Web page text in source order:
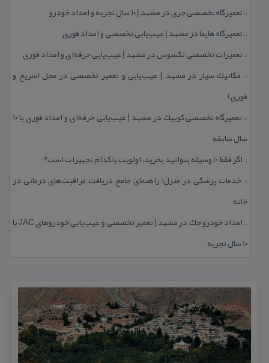
:: تعمیرگاه تخصصی چری در مشهد | ۱۰ سال تجربه و امداد خودرو
:: تعمیرگاه هایما در مشهد | عیب‌یابی تخصصی و امداد فوری
:: تعمیرات تخصصی لكسوس در مشهد | عیب‌یابی حرفه‌ای و امداد فوری
:: مكانیك سیار در مشهد | عیب‌یابی و تعمیر تخصصی در محل (سریع و
فوری)
::
تعمیرگاه تخصصی كوییك در مشهد | عیب‌یابی حرفه‌ای و امداد فوری با ۱۰
سال سابقه
:: اگر فقط 10 وسیله بتوانید بخرید، اولویت با كدام تجهیزات است؟
:: خدمات پزشكی در منزل؛ راهنمای جامع دریافت مراقبت‌های درمانی در
خانه
::
امداد خودرو جك در مشهد | تعمیر تخصصی و عیب‌یابی خودروهای JAC با
۱۰ سال تجربه